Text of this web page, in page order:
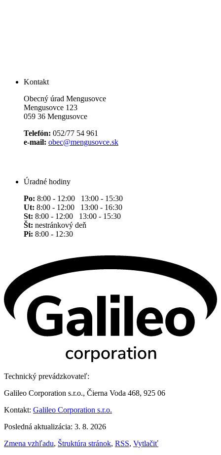
Kontakt
Obecný úrad Mengusovce
Mengusovce 123
059 36 Mengusovce
Telefón: 052/77 54 961
e-mail: obec@mengusovce.sk
Úradné hodiny
Po: 8:00 - 12:00 13:00 - 15:30
Ut: 8:00 - 12:00 13:00 - 16:30
St: 8:00 - 12:00 13:00 - 15:30
Št: nestránkový deň
Pi: 8:00 - 12:30
Technický prevádzkovateľ:
Galileo Corporation s.r.o., Čierna Voda 468, 925 06
Kontakt: Galileo Corporation s.r.o.
Posledná aktualizácia: 3. 8. 2026
Zmena vzhľadu, Štruktúra stránok, RSS, Vytlačiť